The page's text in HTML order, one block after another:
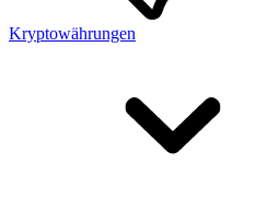
Kryptowährungen